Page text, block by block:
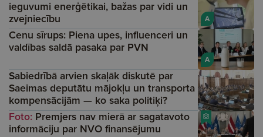
A
ieguvumi enerģētikai, bažas par vidi un
zvejniecību
A
Cenu sīrups: Piena upes, influenceri un
valdības saldā pasaka par PVN
Sabiedrībā arvien skaļāk diskutē par
Saeimas deputātu mājokļu un transporta
kompensācijām — ko saka politiķi?
Foto: Premjers nav mierā ar sagatavoto
informāciju par NVO finansējumu